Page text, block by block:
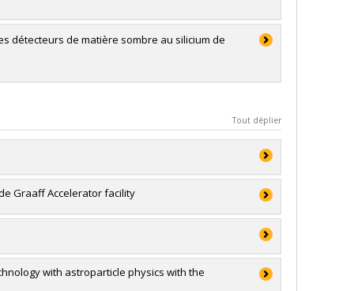
détecteurs de matière sombre au silicium de
Tout déplier
génie du Canada (CRSNG)
Graaff Accelerator facility
génie du Canada (CRSNG)
with astroparticle physics with the